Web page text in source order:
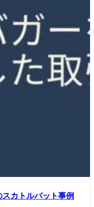
カトルバット事例